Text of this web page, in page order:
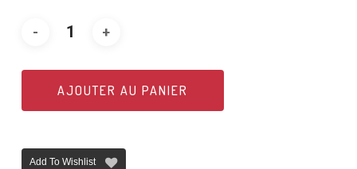
AJOUTER AU PANIER
Add To Wishlist